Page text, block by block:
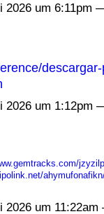
2026 um 6:11pm
2026 um 1:12pm
2026 um